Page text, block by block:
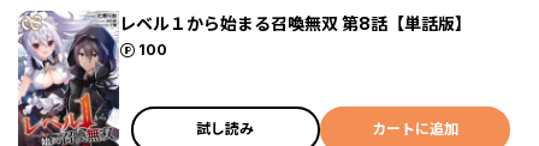
レベル１から始まる召喚無双 第8話【単話版】
100
ポイント
試し読み カートに追加